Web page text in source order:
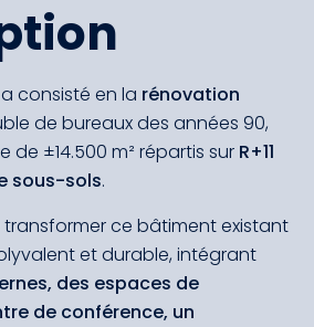
a consisté en la rénovation
de bureaux des années 90,
de ±14.500 m² répartis sur R+11
sous-sols.
transformer ce bâtiment existant
et durable, intégrant
des espaces de
de conférence, un